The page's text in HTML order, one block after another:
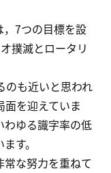
7つの目標を設
撲滅とロータリ
のも近いと思われ
面を迎えていま
わゆる識字率の低
す。
な努力を重ねて